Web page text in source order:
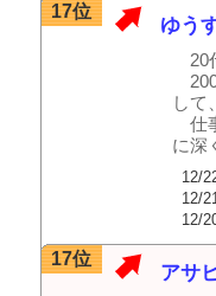
17位
ゆう
20
して
仕
に深
12/
12/
12/
17位
アサ